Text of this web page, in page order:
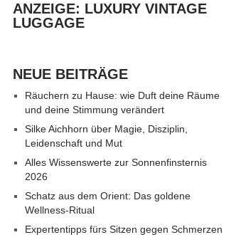
ANZEIGE: LUXURY VINTAGE
LUGGAGE
NEUE BEITRÄGE
Räuchern zu Hause: wie Duft deine Räume
und deine Stimmung verändert
Silke Aichhorn über Magie, Disziplin,
Leidenschaft und Mut
Alles Wissenswerte zur Sonnenfinsternis
2026
Schatz aus dem Orient: Das goldene
Wellness-Ritual
Expertentipps fürs Sitzen gegen Schmerzen